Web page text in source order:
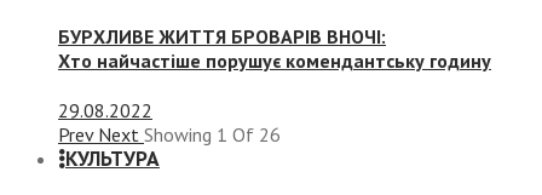
БУРХЛИВЕ ЖИТТЯ БРОВАРІВ ВНОЧІ:
Хто найчастіше порушує комендантську годину
29.08.2022
Prev Next Showing 1 Of 26
КУЛЬТУРА